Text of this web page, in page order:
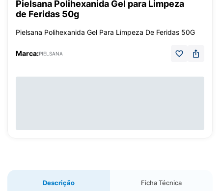
Pielsana Polihexanida Gel para Limpeza
de Feridas 50g
Pielsana Polihexanida Gel Para Limpeza De Feridas 50G
Marca:PIELSANA
Descrição Ficha Técnica